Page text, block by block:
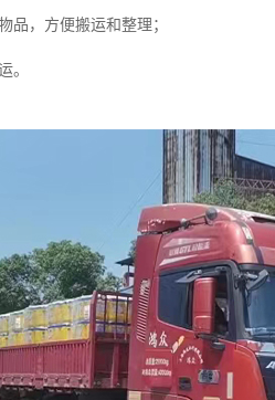
品，方便搬运和整理；
。